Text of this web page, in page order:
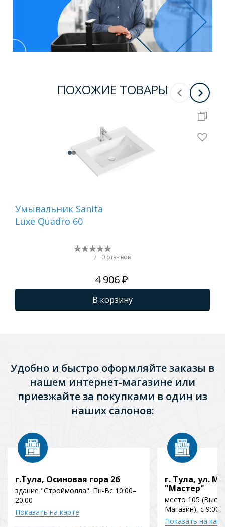
ПОХОЖИЕ ТОВАРЫ
Умывальник Sanita
Luxe Quadro 60
/ 0 отзывов
4 906 ₽
В корзину
Удобно и быстро оформляйте заказы в
нашем интернет-магазине или
приезжайте за покупками в один из
наших салонов:
г.Тула, Осиновая гора 2б
здание "Строймолла". Пн-Вс 10:00–
20:00
Показать на карте
г. Тула, ул.
"Мастер"
место 105
Магазин), с 9:00
Показать на